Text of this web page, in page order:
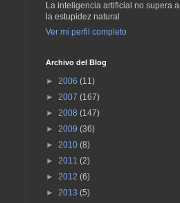
La inteligencia artificial no supera a
la estupidez natural
Ver mi perfil completo
Archivo del Blog
► 2006 (11)
► 2007 (167)
► 2008 (147)
► 2009 (36)
► 2010 (8)
► 2011 (2)
► 2012 (6)
► 2013 (5)